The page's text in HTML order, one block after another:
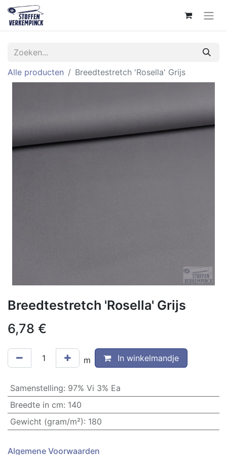
Alle producten Breedtestretch 'Rosella' Grijs
Breedtestretch 'Rosella' Grijs
6,78 €
m In winkelmandje
Samenstelling: 97% Vi 3% Ea
Breedte in cm: 140
Gewicht (gram/m²): 180
Algemene Voorwaarden